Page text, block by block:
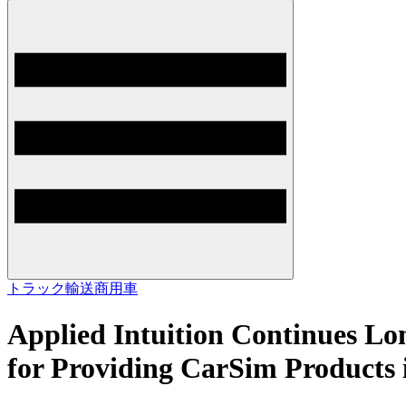
トラック輸送商用車
Applied Intuition Continues
for Providing CarSim Products